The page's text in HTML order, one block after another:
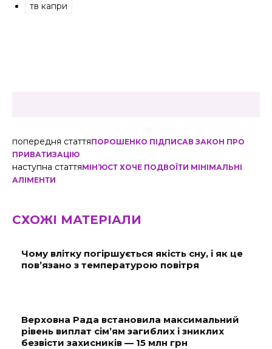
тв капри
попередня статтяПОРОШЕНКО ПІДПИСАВ ЗАКОН ПРО
ПРИВАТИЗАЦІЮ
наступна статтяМІН’ЮСТ ХОЧЕ ПОДВОЇТИ МІНІМАЛЬНІ
АЛІМЕНТИ
СХОЖІ МАТЕРІАЛИ
Чому влітку погіршується якість сну, і як це
пов’язано з температурою повітря
Верховна Рада встановила максимальний
рівень виплат сім’ям загиблих і зниклих
безвісти захисників — 15 млн грн